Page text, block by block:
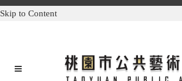
Skip to Content